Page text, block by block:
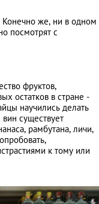
Конечно же, ни в одном
посмотрят с
фруктов,
остатков в стране -
научились делать
существует
рамбутана, личи,
к тому или